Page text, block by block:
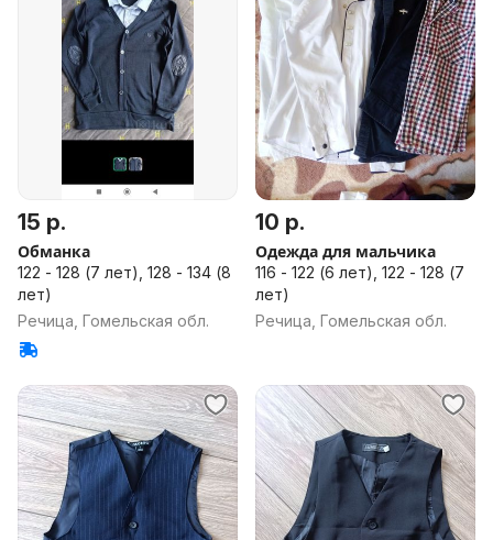
15 р.
Обманка
122 - 128 (7 лет), 128 - 134 (8
лет)
Речица, Гомельская обл.
10 р.
Одежда для мальчика
116 - 122 (6 лет), 122 - 128 (7
лет)
Речица, Гомельская обл.